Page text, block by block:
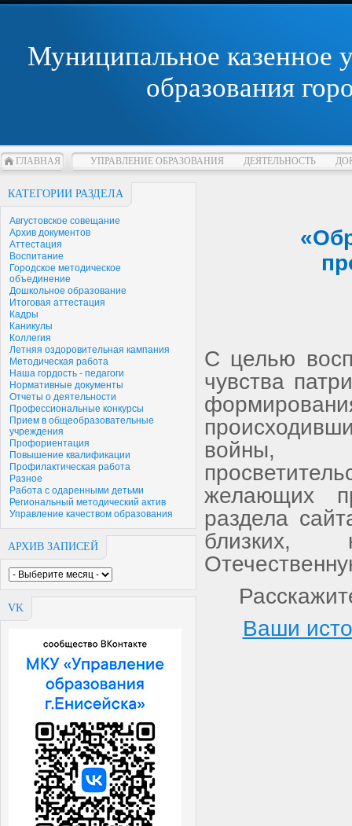
Муниципальное казенное
образования
ГЛАВНАЯ УПРАВЛЕНИЕ ОБРАЗОВАНИЯ ДЕЯТЕЛЬНОСТЬ
КАТЕГОРИИ РАЗДЕЛА
Августовское совещание
Архив документов
Аттестация
Воспитание
Городское методическое
объединение
Дошкольное образование
Итоговая аттестация
Кадры
Каникулы
Коллегия
Летняя оздоровительная кампания
Методическая работа
Наша гордость - педагоги
Нормативные документы
Отчеты о деятельности
Профессиональные конкурсы
Прием в общеобразовательные
учреждения
Профориентация
Повышение квалификации
Профилактическая работа
Разное
Работа с одаренными детьми
Региональный методический актив
Управление качеством образования
АРХИВ ЗАПИСЕЙ
VK
С целью
чувства
войны,
желающих
раздела
близких,
Ваши